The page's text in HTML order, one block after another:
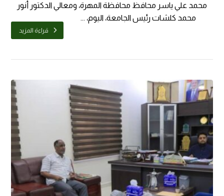
محمد علي ياسر محافظ محافظة المهرة، ومعالي الدكتور أنور
محمد كلشات رئيس الجامعة، اليوم، ...
قراءة المزيد